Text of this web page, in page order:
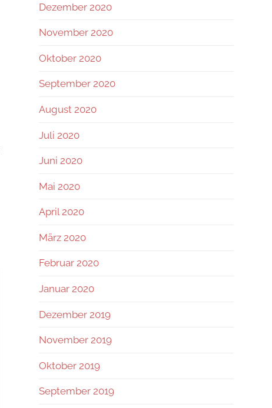
Dezember 2020
November 2020
Oktober 2020
September 2020
August 2020
Juli 2020
Juni 2020
Mai 2020
April 2020
März 2020
Februar 2020
Januar 2020
Dezember 2019
November 2019
Oktober 2019
September 2019